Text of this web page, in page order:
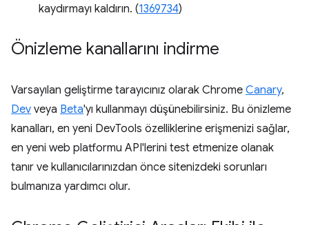
kaydırmayı kaldırın. (1369734)
Önizleme kanallarını indirme
Varsayılan geliştirme tarayıcınız olarak Chrome Canary,
Dev veya Beta'yı kullanmayı düşünebilirsiniz. Bu önizleme
kanalları, en yeni DevTools özelliklerine erişmenizi sağlar,
en yeni web platformu API'lerini test etmenize olanak
tanır ve kullanıcılarınızdan önce sitenizdeki sorunları
bulmanıza yardımcı olur.